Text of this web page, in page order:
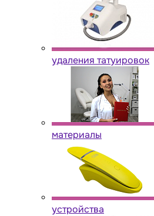
удаления татуировок
материалы
устройства